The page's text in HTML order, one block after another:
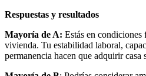
Respuestas y resultados
Mayoría de A: Estás en condiciones
vivienda. Tu estabilidad laboral,
permanencia hacen que adquirir casa